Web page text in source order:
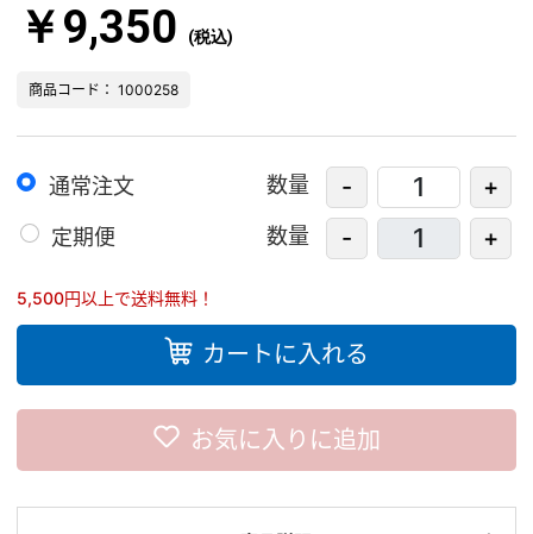
￥9,350 (税込)
商品コード： 1000258
通常注文 数量 - +
定期便 数量 - +
5,500円以上で送料無料！
カートに入れる
お気に入りに追加